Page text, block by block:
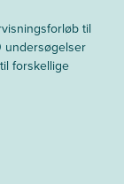
til
undersøgelser
forskellige